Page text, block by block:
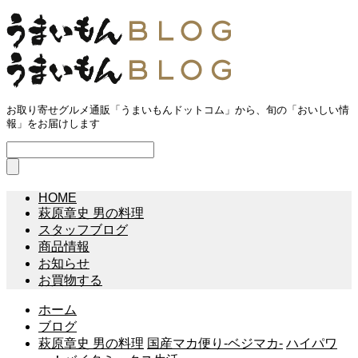
お取り寄せグルメ通販「うまいもんドットコム」から、旬の「おいしい情
報」をお届けします
HOME
萩原章史 男の料理
スタッフブログ
商品情報
お知らせ
お買物する
ホーム
ブログ
萩原章史 男の料理 国産マカ便り-ベジマカ- ハイパワ